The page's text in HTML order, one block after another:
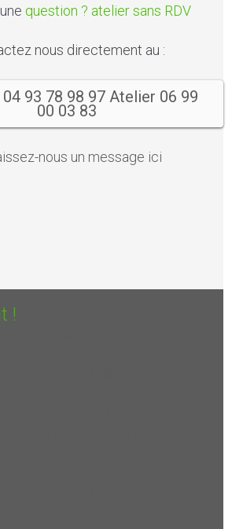
question ? atelier sans RDV
nous directement au :
93 78 98 97 Atelier 06 99
00 03 83
nous un message ici
!